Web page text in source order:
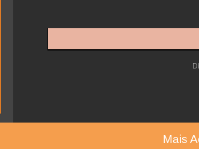
Mais